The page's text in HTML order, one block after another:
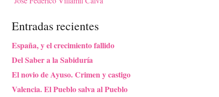
Entradas recientes
España, y el crecimiento fallido
Del Saber a la Sabiduría
El novio de Ayuso. Crimen y castigo
Valencia. El Pueblo salva al Pueblo